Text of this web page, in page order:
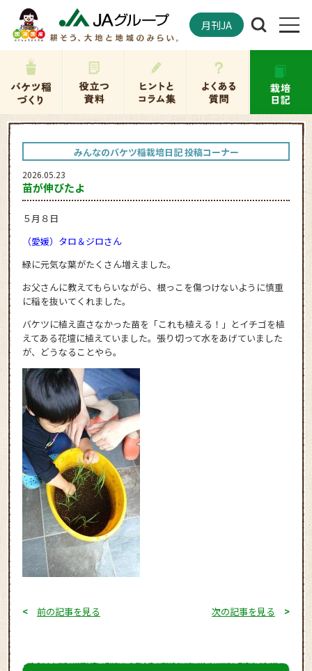
月刊JA
みんなのバケツ稲栽培日記 投稿コーナー
2026.05.23
苗が伸びたよ
５月８日
（愛媛）タロ＆ジロさん
緑に元気な葉がたくさん増えました。
お父さんに教えてもらいながら、根っこを傷つけないように慎重
に稲を抜いてくれました。
バケツに植え直さなかった苗を「これも植える！」とイチゴを植
えてある花壇に植えていました。張り切って水をあげていました
が、どうなることやら。
< 前の記事を見る 次の記事を見る >